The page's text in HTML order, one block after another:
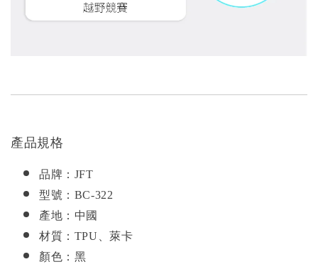
產品規格
品牌：JFT
型號：BC-322
產地：中國
材質：TPU、萊卡
顏色：黑